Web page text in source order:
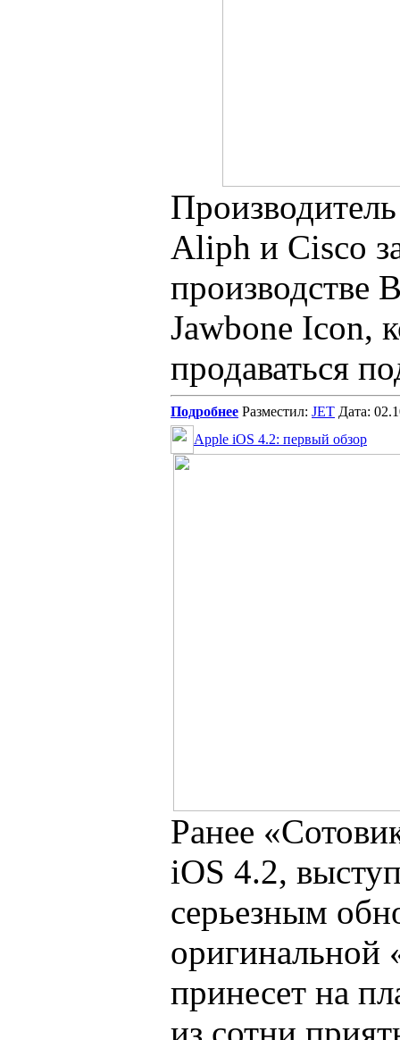
Aliph и Cisco
производстве
Jawbone Icon,
продаваться
Подробнее Разместил: JET Дата:
Apple iOS 4.2: первый обзор
Ранее
iOS 4.2,
серьезным
оригинальной
принесет на